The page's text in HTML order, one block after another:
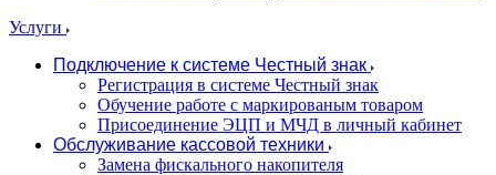
Услуги
Подключение к системе Честный знак
Регистрация в системе Честный знак
Обучение работе с маркированым товаром
Присоединение ЭЦП и МЧД в личный кабинет
Обслуживание кассовой техники
Замена фискального накопителя